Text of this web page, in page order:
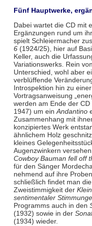
Fünf Hauptwerke,
Dabei wartet die CD mit
Ergänzungen rund um
spielt Schleiermacher
6(1924/25), hier auf
Keller, auch die
Variationswerks. Rein
Unterschied, wohl aber
verblüffende
Introspektion hin zu
Vortragsanweisung
werden am Ende der CD
1947) um ein Andantino
Zusammenhang mit
konzipiertes Werk
ähnlichem Holz
kleines
Augenzwinkern
Cowboy Bauman fell off
für den Sänger
nehmend auf ihre
schließlich findet man
Zweistimmigkeit der
sentimentaler
Programms auch in den
(1932) sowie in der
(1934) wieder.